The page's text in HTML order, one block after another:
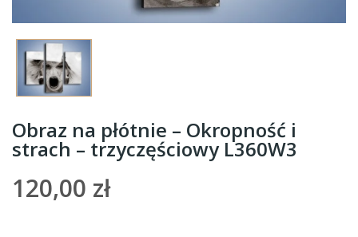
Obraz na płótnie – Okropność i
strach – trzyczęściowy L360W3
120,00 zł